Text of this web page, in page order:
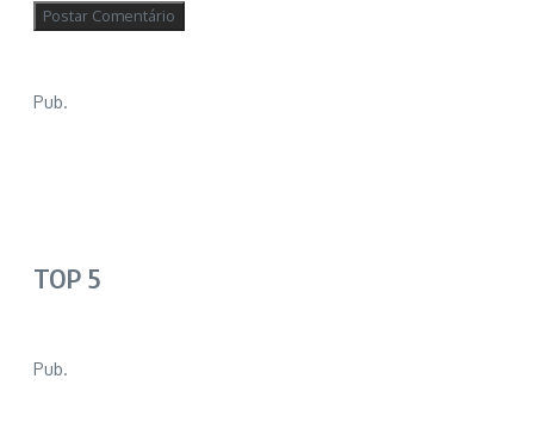
Pub.
TOP 5
Pub.